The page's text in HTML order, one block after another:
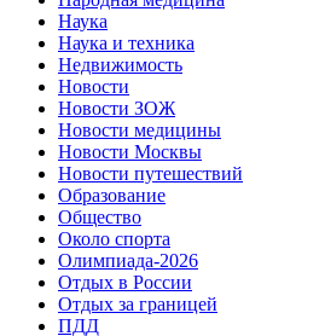
Наука
Наука и техника
Недвижимость
Новости
Новости ЗОЖ
Новости медицины
Новости Москвы
Новости путешествий
Образование
Общество
Около спорта
Олимпиада-2026
Отдых в России
Отдых за границей
ПДД